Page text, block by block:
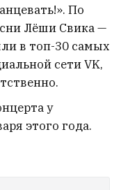
По
Лёши Свика —
в топ-30 самых
сети VK,
у
этого года.